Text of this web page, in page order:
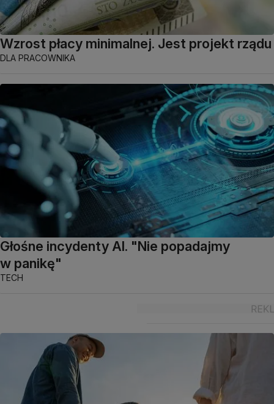
Wzrost płacy minimalnej. Jest projekt rządu
DLA PRACOWNIKA
Głośne incydenty AI. "Nie popadajmy
w panikę"
TECH